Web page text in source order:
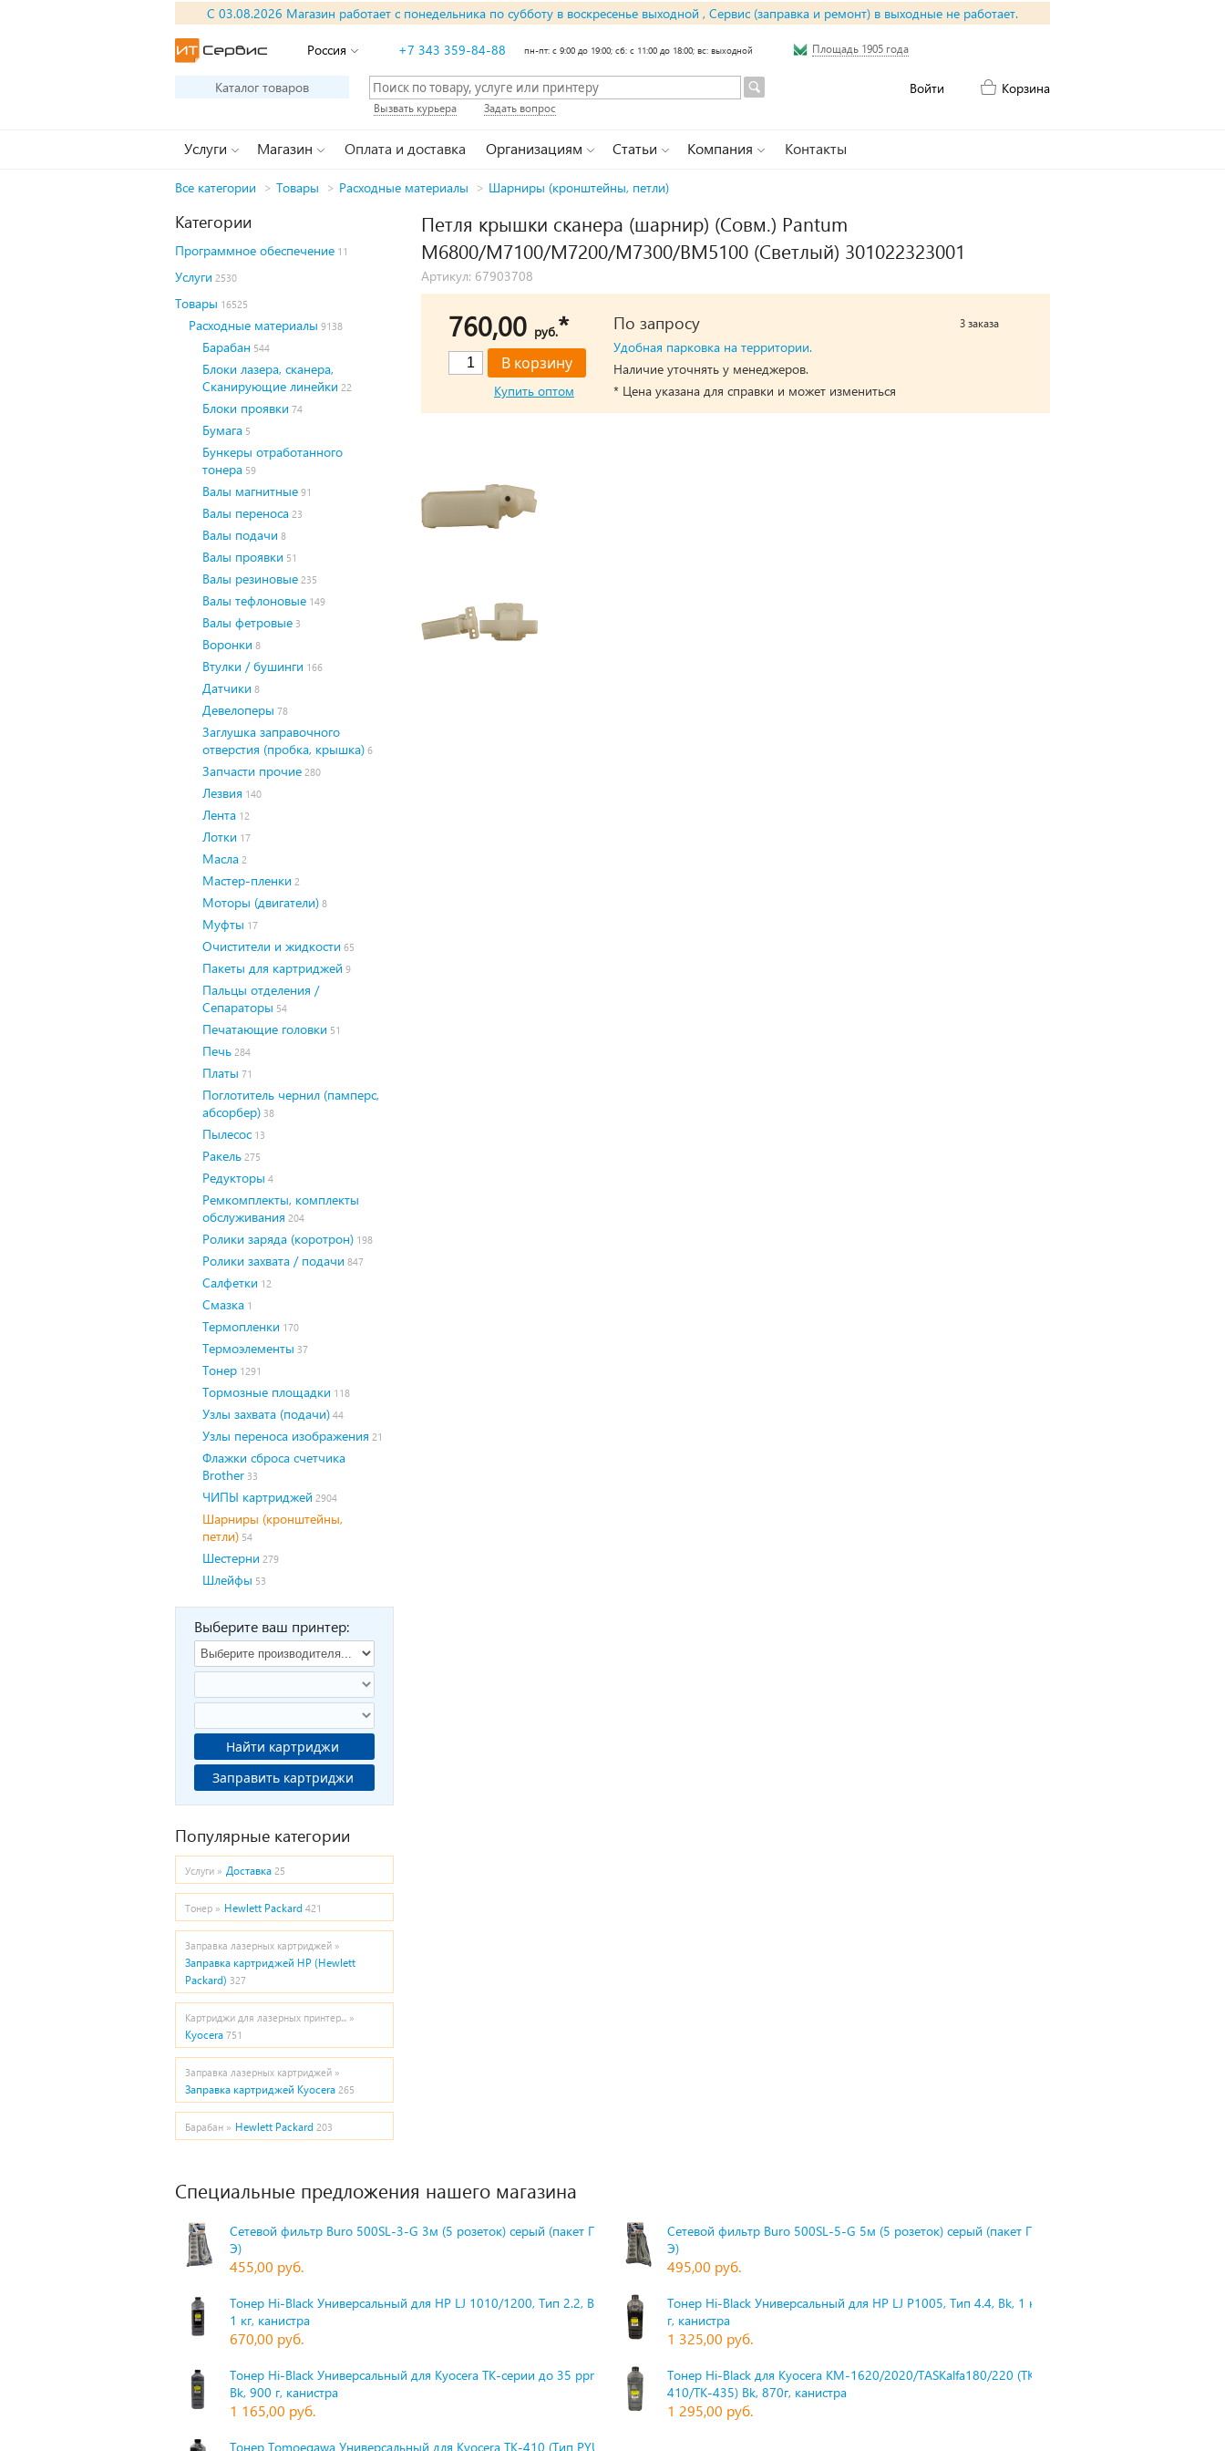
С 03.08.2026 Магазин работает с понедельника по субботу в воскресенье выходной , Сервис (заправка и ремонт) в выходные не работает.
Россия +7 343 359-84-88 пн-пт: с 9:00 до 19:00; сб: с 11:00 до 18:00; вс: выходной Площадь 1905 года
Каталог товаров Войти Корзина
Вызвать курьера Задать вопрос
Услуги Магазин Оплата и доставка Организациям Статьи Компания Контакты
Все категории > Товары > Расходные материалы > Шарниры (кронштейны, петли)
Категории
Программное обеспечение 11
Услуги 2530
Товары 16525
Расходные материалы 9138
Барабан 544
Блоки лазера, сканера,
Сканирующие линейки 22
Блоки проявки 74
Бумага 5
Бункеры отработанного
тонера 59
Валы магнитные 91
Валы переноса 23
Валы подачи 8
Валы проявки 51
Валы резиновые 235
Валы тефлоновые 149
Валы фетровые 3
Воронки 8
Втулки / бушинги 166
Датчики 8
Девелоперы 78
Заглушка заправочного
отверстия (пробка, крышка) 6
Запчасти прочие 280
Лезвия 140
Лента 12
Лотки 17
Масла 2
Мастер-пленки 2
Моторы (двигатели) 8
Муфты 17
Очистители и жидкости 65
Пакеты для картриджей 9
Пальцы отделения /
Сепараторы 54
Печатающие головки 51
Печь 284
Платы 71
Поглотитель чернил (памперс,
абсорбер) 38
Пылесос 13
Ракель 275
Редукторы 4
Ремкомплекты, комплекты
обслуживания 204
Ролики заряда (коротрон) 198
Ролики захвата / подачи 847
Салфетки 12
Смазка 1
Термопленки 170
Термоэлементы 37
Тонер 1291
Тормозные площадки 118
Узлы захвата (подачи) 44
Узлы переноса изображения 21
Флажки сброса счетчика
Brother 33
ЧИПЫ картриджей 2904
Шарниры (кронштейны,
петли) 54
Шестерни 279
Шлейфы 53
Выберите ваш принтер:
Найти картриджи
Заправить картриджи
Популярные категории
Услуги » Доставка 25
Тонер » Hewlett Packard 421
Заправка лазерных картриджей »
Заправка картриджей HP (Hewlett
Packard) 327
Картриджи для лазерных принтер... »
Kyocera 751
Заправка лазерных картриджей »
Заправка картриджей Kyocera 265
Барабан » Hewlett Packard 203
Петля крышки сканера (шарнир) (Совм.) Pantum
M6800/M7100/M7200/M7300/BM5100 (Светлый) 301022323001
Артикул: 67903708
760,00 руб.*
Купить оптом
По запросу
Удобная парковка на территории.
Наличие уточнять у менеджеров.
* Цена указана для справки и может измениться
3 заказа
Специальные предложения нашего магазина
Сетевой фильтр Buro 500SL-3-G 3м (5 розеток) серый (пакет П
Э)
455,00 руб.
Сетевой фильтр Buro 500SL-5-G 5м (5 розеток) серый (пакет П
Э)
495,00 руб.
Тонер Hi-Black Универсальный для HP LJ 1010/1200, Тип 2.2, Bk,
1 кг, канистра
670,00 руб.
Тонер Hi-Black Универсальный для HP LJ P1005, Тип 4.4, Bk, 1 к
г, канистра
1 325,00 руб.
Тонер Hi-Black Универсальный для Kyocera TK-серии до 35 ppm,
Bk, 900 г, канистра
1 165,00 руб.
Тонер Hi-Black для Kyocera KM-1620/2020/TASKalfa180/220 (TK-
410/TK-435) Bk, 870г, канистра
1 295,00 руб.
Тонер Tomoegawa Универсальный для Kyocera TK-410 (Тип PYU